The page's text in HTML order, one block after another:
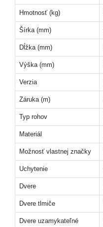
Hmotnosť (kg)
Šírka (mm)
Dĺžka (mm)
Výška (mm)
Verzia
Záruka (m)
Typ rohov
Materiál
Možnosť vlastnej značky
Uchytenie
Dvere
Dvere tlmiče
Dvere uzamykateľné